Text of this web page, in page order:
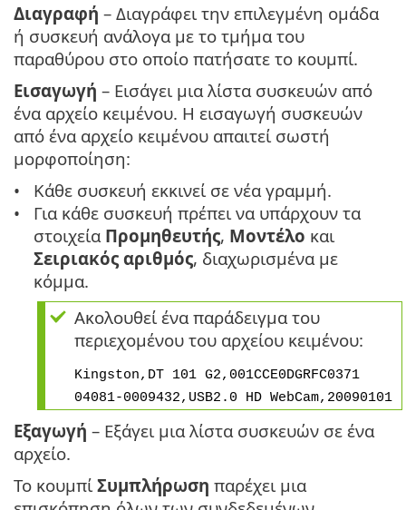
Διαγραφή – Διαγράφει την επιλεγμένη ομάδα
ή συσκευή ανάλογα με το τμήμα του
παραθύρου στο οποίο πατήσατε το κουμπί.
Εισαγωγή – Εισάγει μια λίστα συσκευών από
ένα αρχείο κειμένου. Η εισαγωγή συσκευών
από ένα αρχείο κειμένου απαιτεί σωστή
μορφοποίηση:
Κάθε συσκευή εκκινεί σε νέα γραμμή.
Για κάθε συσκευή πρέπει να υπάρχουν τα
στοιχεία Προμηθευτής, Μοντέλο και
Σειριακός αριθμός, διαχωρισμένα με
κόμμα.
Ακολουθεί ένα παράδειγμα του
περιεχομένου του αρχείου κειμένου:
Kingston,DT 101 G2,001CCE0DGRFC0371
04081-0009432,USB2.0 HD WebCam,20090101
Εξαγωγή – Εξάγει μια λίστα συσκευών σε ένα
αρχείο.
Το κουμπί Συμπλήρωση παρέχει μια